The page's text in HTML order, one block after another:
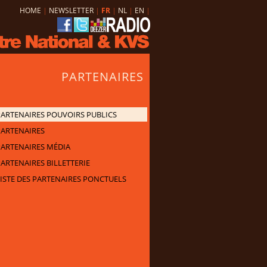
HOME | NEWSLETTER | FR | NL | EN |
PARTENAIRES
POUVOIRS PUBLICS
MÉDIA
BILLETTERIE
DES PARTENAIRES PONCTUELS